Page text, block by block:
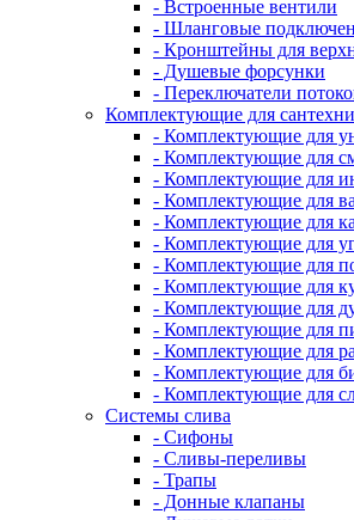
- Встроенные вентили
- Шланговые
- Кронштейны для
- Душевые форсунки
- Переключатели
Комплектующие для
- Комплектующие для
- Комплектующие для
- Комплектующие для
- Комплектующие для
- Комплектующие для
- Комплектующие для
- Комплектующие для
- Комплектующие для
- Комплектующие для
- Комплектующие для
- Комплектующие для
- Комплектующие для
- Комплектующие для
Системы слива
- Сифоны
- Сливы-переливы
- Трапы
- Донные клапаны